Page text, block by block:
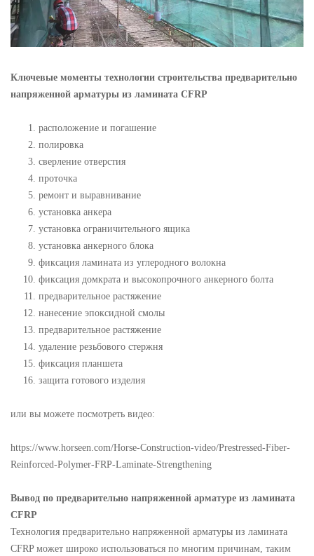
Ключевые моменты технологии строительства предварительно
напряженной арматуры из ламината CFRP
расположение и погашение
полировка
сверление отверстия
проточка
ремонт и выравнивание
установка анкера
установка ограничительного ящика
установка анкерного блока
фиксация ламината из углеродного волокна
фиксация домкрата и высокопрочного анкерного болта
предварительное растяжение
нанесение эпоксидной смолы
предварительное растяжение
удаление резьбового стержня
фиксация планшета
защита готового изделия
или вы можете посмотреть видео:
https://www.horseen.com/Horse-Construction-video/Prestressed-Fiber-
Reinforced-Polymer-FRP-Laminate-Strengthening
Вывод по предварительно напряженной арматуре из ламината
CFRP
Технология предварительно напряженной арматуры из ламината
CFRP может широко использоваться по многим причинам, таким